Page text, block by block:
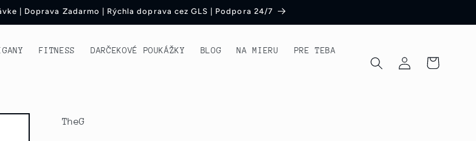
| Doprava Zadarmo | Rýchla doprava cez GLS | Podpora 24/7
FITNESS DARČEKOVÉ POUKÁŽKY BLOG NA MIERU PRE TEBA
sa
Košík
TheG